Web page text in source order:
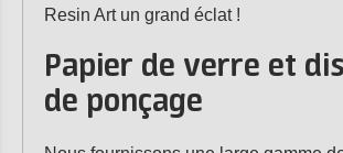
Resin Art un grand éclat !
Papier de verre et
de ponçage